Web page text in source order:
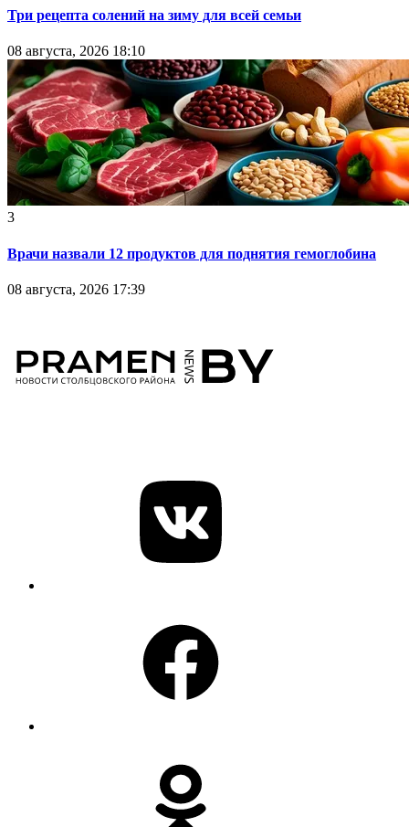
Три рецепта солений на зиму для всей семьи
08 августа, 2026 18:10
3
Врачи назвали 12 продуктов для поднятия гемоглобина
08 августа, 2026 17:39